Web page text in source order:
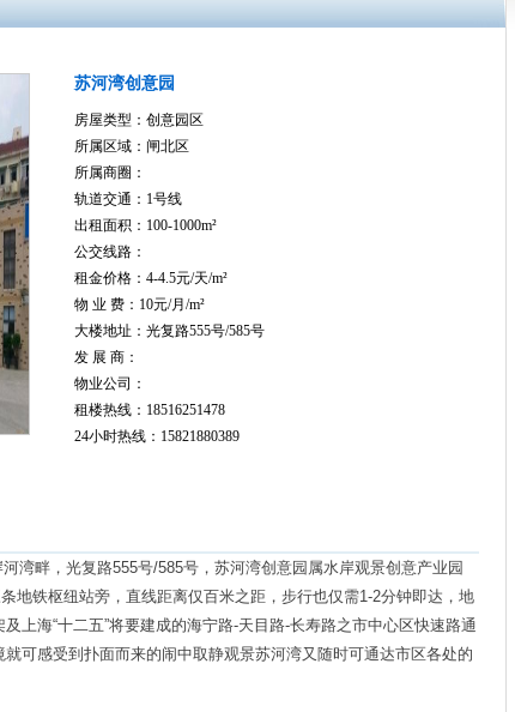
苏河湾创意园
房屋类型：创意园区
所属区域：闸北区
所属商圈：
轨道交通：1号线
出租面积：100-1000m²
公交线路：
租金价格：4-4.5元/天/m²
物 业 费：10元/月/m²
大楼地址：光复路555号/585号
发 展 商：
物业公司：
租楼热线：18516251478
24小时热线：15821880389
湾畔，光复路555号/585号，苏河湾创意园属水岸观景创意产业园
地铁枢纽站旁，直线距离仅百米之距，步行也仅需1-2分钟即达，地
上海“十二五”将要建成的海宁路-天目路-长寿路之市中心区快速路通
可感受到扑面而来的闹中取静观景苏河湾又随时可通达市区各处的